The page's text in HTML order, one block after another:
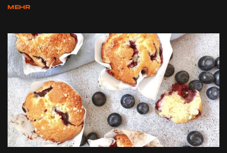
MEHR